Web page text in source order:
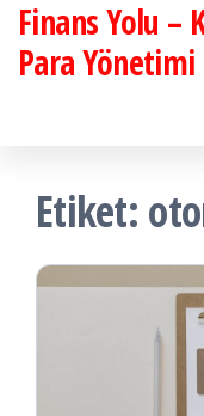
İçeriğe
atla
Finans Yolu –
Para
Etiket: